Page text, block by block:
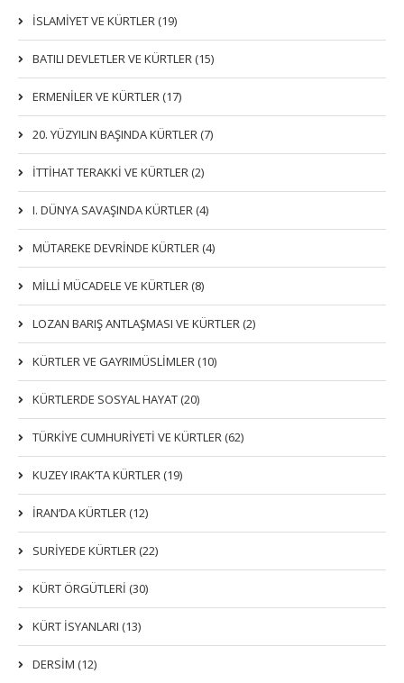
İSLAMIYET VE KÜRTLER (19)
BATILI DEVLETLER VE KÜRTLER (15)
ERMENİLER VE KÜRTLER (17)
20. YÜZYILIN BAŞINDA KÜRTLER (7)
İTTIHAT TERAKKI VE KÜRTLER (2)
I. DÜNYA SAVAŞINDA KÜRTLER (4)
MÜTAREKE DEVRİNDE KÜRTLER (4)
MİLLİ MÜCADELE VE KÜRTLER (8)
LOZAN BARIŞ ANTLAŞMASI VE KÜRTLER (2)
KÜRTLER VE GAYRIMÜSLIMLER (10)
KÜRTLERDE SOSYAL HAYAT (20)
TÜRKİYE CUMHURİYETİ VE KÜRTLER (62)
KUZEY IRAK’TA KÜRTLER (19)
İRAN’DA KÜRTLER (12)
SURİYEDE KÜRTLER (22)
KÜRT ÖRGÜTLERİ (30)
KÜRT İSYANLARI (13)
DERSIM (12)